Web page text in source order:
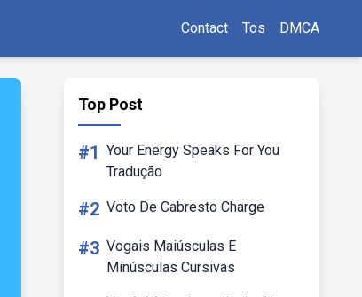
Contact Tos DMCA
Top Post
#1 Your Energy Speaks For You
Tradução
#2 Voto De Cabresto Charge
#3 Vogais Maiúsculas E
Minúsculas Cursivas